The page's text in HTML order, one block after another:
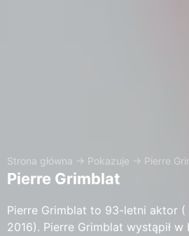
Strona główna → Pokazuje → Pierre
Pierre Grimblat
Pierre Grimblat to 93-letni aktor
2016). Pierre Grimblat wystąpił